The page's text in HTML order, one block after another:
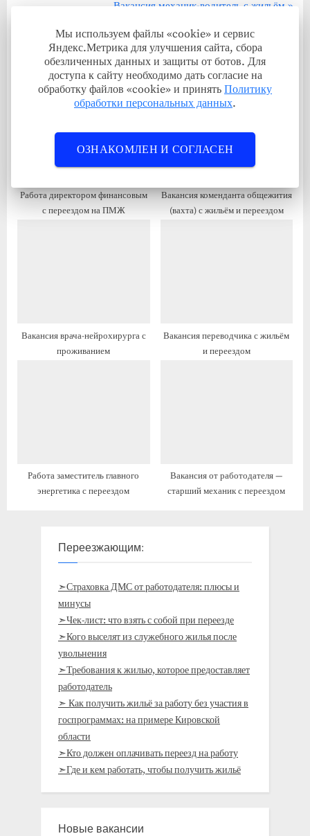
п
С
е
д
у
ю
а
я
з
а
Вакансия механик-водитель с жильём
Связанные записи
Работа директором финансовым
с переездом на ПМЖ
Вакансия коменданта общежития
(вахта) с жильём и переездом
Вакансия врача-нейрохирурга с
проживанием
Вакансия переводчика с жильём
и переездом
Работа заместитель главного
энергетика с переездом
Вакансия от работодателя —
старший механик с переездом
Переезжающим:
➣Страховка ДМС от работодателя: плюсы и
минусы
➣Чек-лист: что взять с собой при переезде
➣Кого выселят из служебного жилья после
увольнения
➣Требования к жилью, которое предоставляет
работодатель
➣ Как получить жильё за работу без участия в
госпрограммах: на примере Кировской
области
➣Кто должен оплачивать переезд на работу
➣Где и кем работать, чтобы получить жильё
Новые вакансии
Мы используем файлы «cookie» и сервис
Яндекс.Метрика для улучшения сайта, сбора
обезличенных данных и защиты от ботов. Для
доступа к сайту необходимо дать согласие на
обработку файлов «cookie» и принять Политику
обработки персональных данных.
ОЗНАКОМЛЕН И СОГЛАСЕН